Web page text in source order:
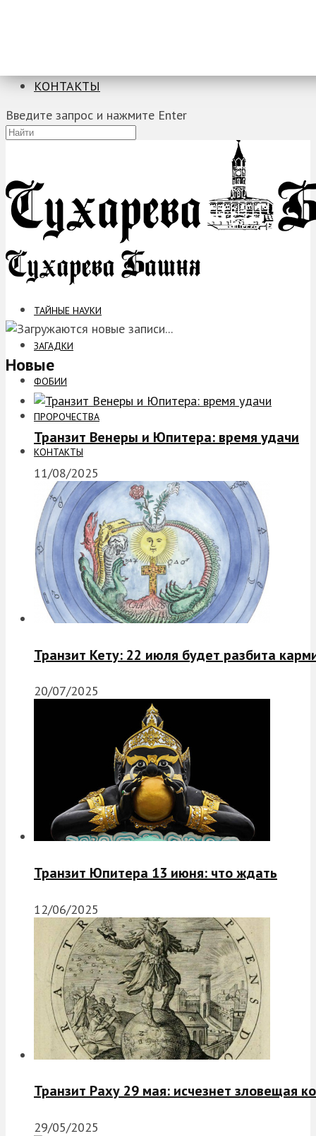
КОНТАКТЫ
Введите запрос и нажмите Enter
ТАЙНЫЕ НАУКИ
ЗАГАДКИ
ФОБИИ
ПРОРОЧЕСТВА
КОНТАКТЫ
Новые
Транзит Венеры и Юпитера: время удачи
11/08/2025
Транзит Кету: 22 июля будет разбита
20/07/2025
Транзит Юпитера 13 июня: что ждать
12/06/2025
Транзит Раху 29 мая: исчезнет зловещая
29/05/2025